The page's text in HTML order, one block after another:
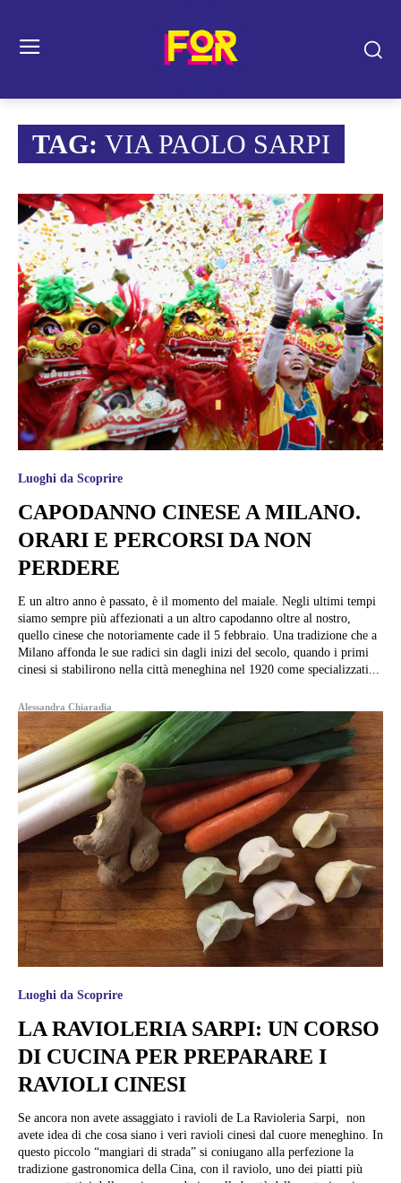
TAG: VIA PAOLO SARPI
Luoghi da Scoprire
CAPODANNO CINESE A MILANO.
ORARI E PERCORSI DA NON
PERDERE
E un altro anno è passato, è il momento del maiale. Negli ultimi tempi
siamo sempre più affezionati a un altro capodanno oltre al nostro,
quello cinese che notoriamente cade il 5 febbraio. Una tradizione che a
Milano affonda le sue radici sin dagli inizi del secolo, quando i primi
cinesi si stabilirono nella città meneghina nel 1920 come specializzati...
Alessandra Chiaradia
Luoghi da Scoprire
LA RAVIOLERIA SARPI: UN CORSO
DI CUCINA PER PREPARARE I
RAVIOLI CINESI
Se ancora non avete assaggiato i ravioli de La Ravioleria Sarpi, non
avete idea di che cosa siano i veri ravioli cinesi dal cuore meneghino. In
questo piccolo “mangiari di strada” si coniugano alla perfezione la
tradizione gastronomica della Cina, con il raviolo, uno dei piatti più